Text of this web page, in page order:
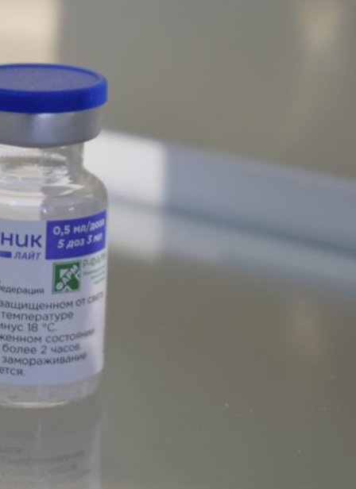
нарушать закон
5 августа 2026
Директор ИИГСО НГПУ:
региональный компонент курса
«Россия – мои горизонты»
поможет школьникам с
выбором актуальной профессии
5 августа 2026
НГПУ ждет первокурсников на
собрания по зачислению
4 августа 2026